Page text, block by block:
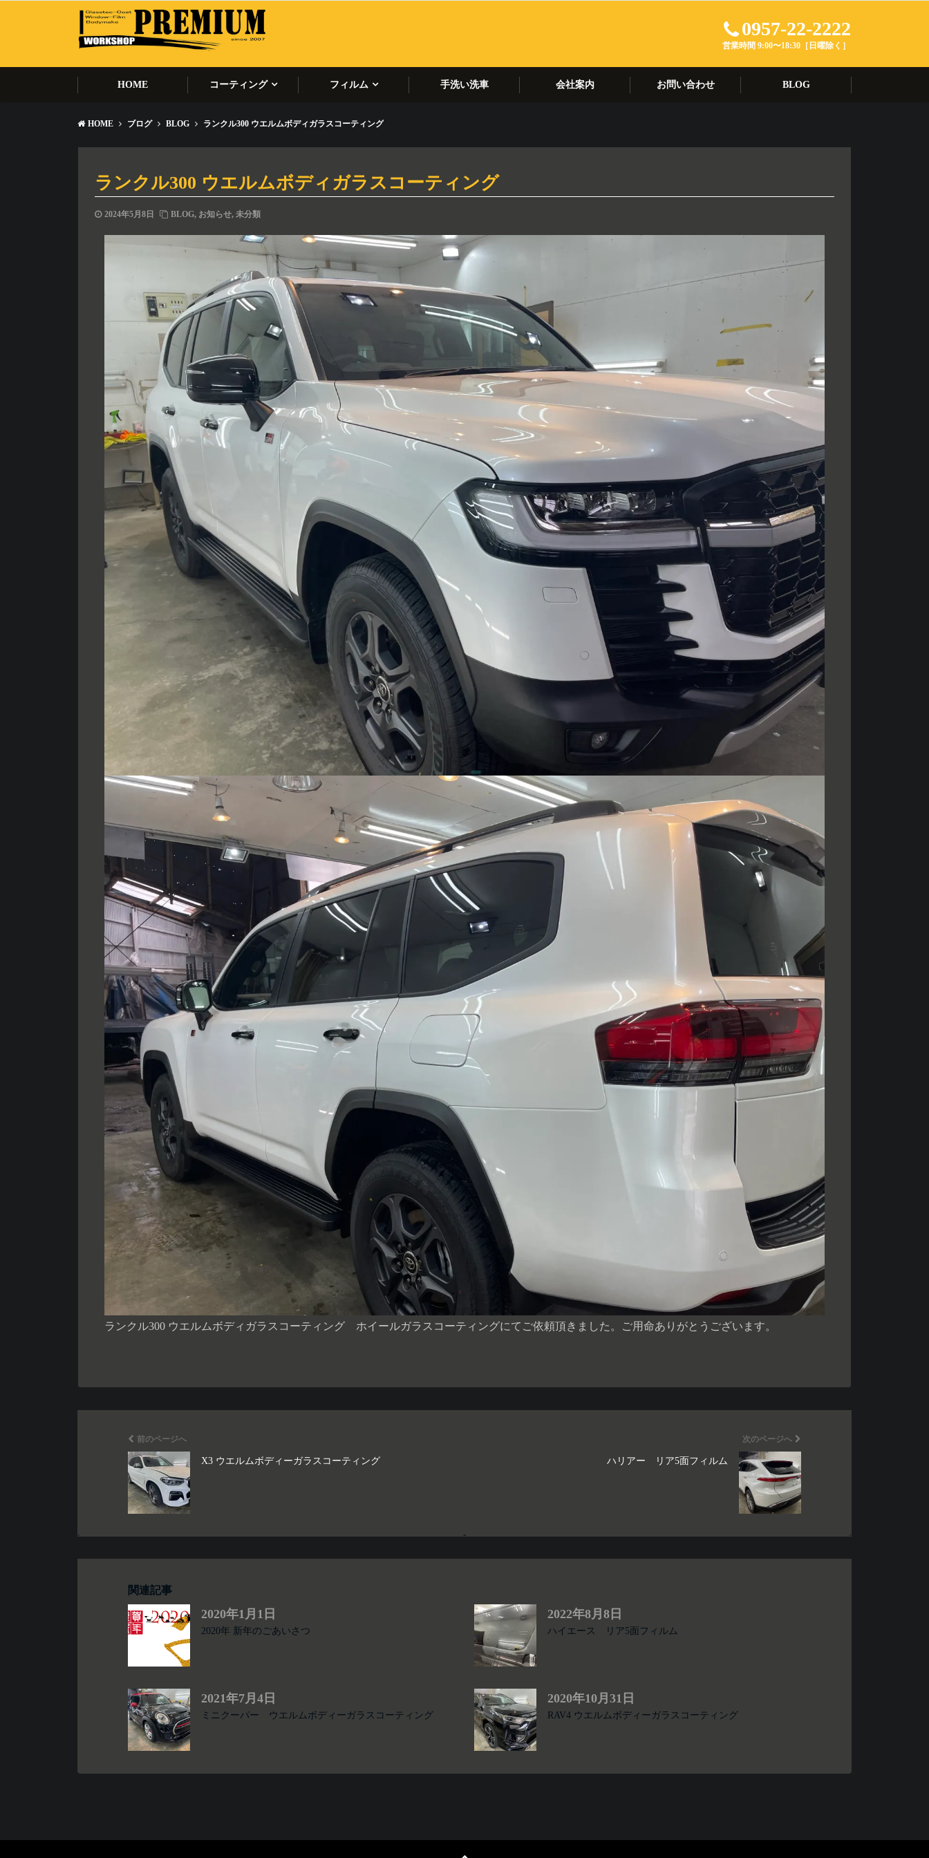
0957-22-2222
営業時間 9:00〜18:30［日曜除く］
HOME コーティング フィルム 手洗い洗車 会社案内 お問い合わせ BLOG
HOME ブログ BLOG ランクル300 ウエルムボディガラスコーティング
ランクル300 ウエルムボディガラスコーティング
2024年5月8日 BLOG, お知らせ, 未分類
ランクル300 ウエルムボディガラスコーティング ホイールガラスコーティングにてご依頼頂きました。ご用命ありがとうございます。
前のページへ
X3 ウエルムボディーガラスコーティング
次のページへ
ハリアー リア5面フィルム
関連記事
2020年1月1日
2020年 新年のごあいさつ
2022年8月8日
ハイエース リア5面フィルム
2021年7月4日
ミニクーパー ウエルムボディーガラスコーティング
2020年10月31日
RAV4 ウエルムボディーガラスコーティング